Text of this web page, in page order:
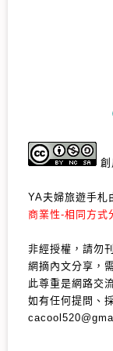
YA夫婦旅遊手札
商業性-相同方式
非經授權，請勿
網摘內文分享，
此尊重是網路交
如有任何提問、